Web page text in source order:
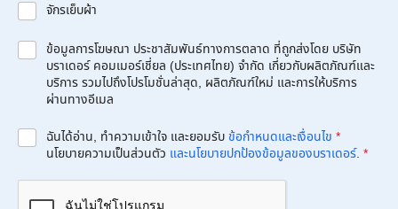
จักรเย็บผ้า
ข้อมูลการโฆษณา ประชาสัมพันธ์ทางการตลาด ที่ถูกส่งโดย บริษัท
บราเดอร์ คอมเมอร์เชี่ยล (ประเทศไทย) จำกัด เกี่ยวกับผลิตภัณฑ์และ
บริการ รวมไปถึงโปรโมชั่นล่าสุด, ผลิตภัณฑ์ใหม่ และการให้บริการ
ผ่านทางอีเมล
ฉันได้อ่าน, ทำความเข้าใจ และยอมรับข้อกำหนดและเงื่อนไข *
นโยบายความเป็นส่วนตัว และนโยบายปกป้องข้อมูลของบราเดอร์. *